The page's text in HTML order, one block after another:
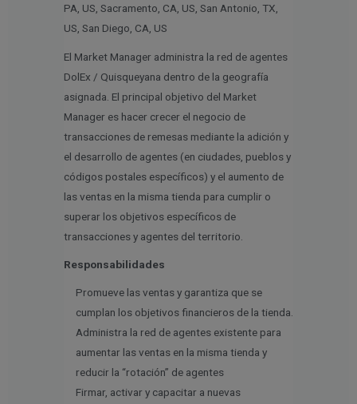
PA, US, Sacramento, CA, US, San Antonio, TX,
US, San Diego, CA, US
El Market Manager administra la red de agentes
DolEx / Quisqueyana dentro de la geografía
asignada. El principal objetivo del Market
Manager es hacer crecer el negocio de
transacciones de remesas mediante la adición y
el desarrollo de agentes (en ciudades, pueblos y
códigos postales específicos) y el aumento de
las ventas en la misma tienda para cumplir o
superar los objetivos específicos de
transacciones y agentes del territorio.
Responsabilidades
Promueve las ventas y garantiza que se
cumplan los objetivos financieros de la tienda.
Administra la red de agentes existente para
aumentar las ventas en la misma tienda y
reducir la “rotación” de agentes
Firmar, activar y capacitar a nuevas